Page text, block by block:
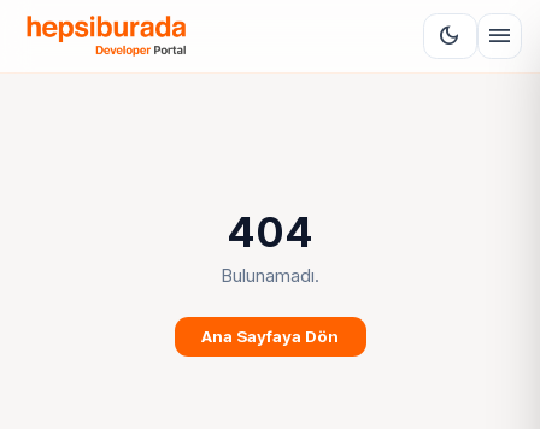
dark_mode menu
404
Bulunamadı.
Ana Sayfaya Dön